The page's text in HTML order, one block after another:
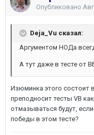
Опубликовано
Deja_Vu сказал:
Аргументом НОДа
А тут даже в тесте от
Изюминка этого состоит
преподносит тесты VB
отмазываться будут,
победы в этом тесте?